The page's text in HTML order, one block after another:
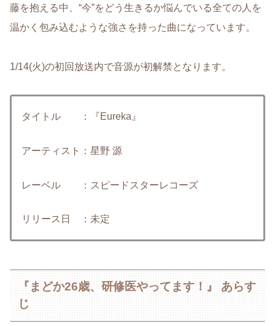
藤を抱える中、“今”をどう生きるか悩んでいる全ての人を
温かく包み込むような強さを持った曲になっています。
1/14(火)の初回放送内で音源が初解禁となります。
タイトル ：『Eureka』
アーティスト：星野 源
レーベル ：スピードスターレコーズ
リリース日 ：未定
『まどか26歳、研修医やってます！』 あらす
じ